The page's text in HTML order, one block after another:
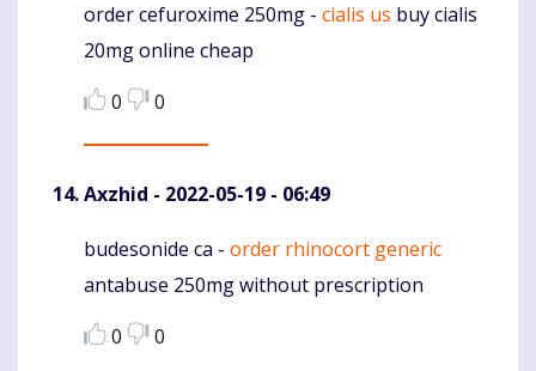
Komentaras
order cefuroxime 250mg - cialis us buy cialis
20mg online cheap
0
0
Axzhid - 2022-05-19 - 06:49
Komentaras
budesonide ca - order rhinocort generic
antabuse 250mg without prescription
0
0